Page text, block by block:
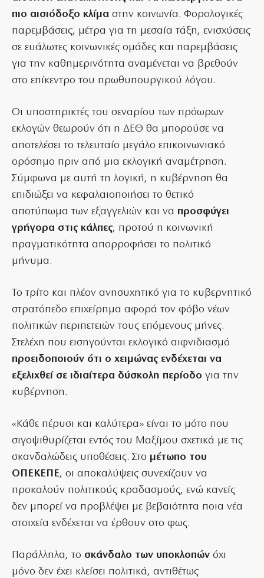
πιο αισιόδοξο κλίμα στην κοινωνία. Φορολογικές
παρεμβάσεις, μέτρα για τη μεσαία τάξη, ενισχύσεις
σε ευάλωτες κοινωνικές ομάδες και παρεμβάσεις
για την καθημερινότητα αναμένεται να βρεθούν
στο επίκεντρο του πρωθυπουργικού λόγου.
Οι υποστηρικτές του σεναρίου των πρόωρων
εκλογών θεωρούν ότι η ΔΕΘ θα μπορούσε να
αποτελέσει το τελευταίο μεγάλο επικοινωνιακό
ορόσημο πριν από μια εκλογική αναμέτρηση.
Σύμφωνα με αυτή τη λογική, η κυβέρνηση θα
επιδιώξει να κεφαλαιοποιήσει το θετικό
αποτύπωμα των εξαγγελιών και να προσφύγει
γρήγορα στις κάλπες, προτού η κοινωνική
πραγματικότητα απορροφήσει το πολιτικό
μήνυμα.
Το τρίτο και πλέον ανησυχητικό για το κυβερνητικό
στρατόπεδο επιχείρημα αφορά τον φόβο νέων
πολιτικών περιπετειών τους επόμενους μήνες.
Στελέχη που εισηγούνται εκλογικό αιφνιδιασμό
προειδοποιούν ότι ο χειμώνας ενδέχεται να
εξελιχθεί σε ιδιαίτερα δύσκολη περίοδο για την
κυβέρνηση.
«Κάθε πέρυσι και καλύτερα» είναι το μότο που
σιγοψιθυρίζεται εντός του Μαξίμου σχετικά με τις
σκανδαλώδεις υποθέσεις. Στο μέτωπο του
ΟΠΕΚΕΠΕ, οι αποκαλύψεις συνεχίζουν να
προκαλούν πολιτικούς κραδασμούς, ενώ κανείς
δεν μπορεί να προβλέψει με βεβαιότητα ποια νέα
στοιχεία ενδέχεται να έρθουν στο φως.
Παράλληλα, το σκάνδαλο των υποκλοπών όχι
μόνο δεν έχει κλείσει πολιτικά, αντιθέτως